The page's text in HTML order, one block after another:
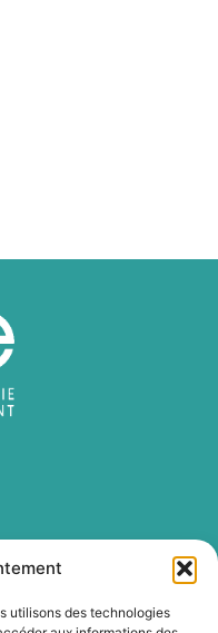
utilisons des technologies